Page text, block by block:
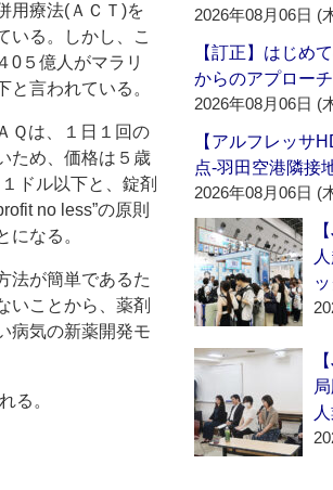
用療法(ＡＣＴ)を
いる。しかし、こ
0５億人がマラリ
言われている。
Ｑは、１日１回の
ため、価格は５歳
ドル以下と、錠剤
no less”の原則
なる。
法が簡単であるた
いことから、薬剤
病気の新薬開発モ
る。
2026年08月06日 (
【訂正】はじめ
からのアプローチ
2026年08月06日 (
【アルフレッサ
点‐羽田空港隣接
2026年08月06日 (